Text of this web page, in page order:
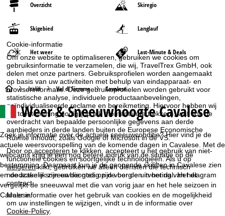
Cookie-informatie
Om onze website te optimaliseren, gebruiken we cookies om
gebruiksinformatie te verzamelen, die wij, TravelTrex GmbH, ook
delen met onze partners. Gebruiksprofielen worden aangemaakt
op basis van uw activiteiten met behulp van eindapparaat- en
browserinformatie. Deze gebruiksprofielen worden gebruikt voor
statistische analyse, individuele productaanbevelingen,
geïndividualiseerde reclame en bereikmeting. Hiervoor hebben wij
uw toestemming nodig (op elk moment in te trekken), wat ook de
overdracht van bepaalde persoonlijke gegevens aan derde
aanbieders in derde landen buiten de Europese Economische
Ruimte inhoudt, zoals Google of Microsoft in de VS.
Door opaccepteren te klikken, accepteert u het gebruik van niet-
functionele cookies en soortgelijke technologieën. Als u op
weigerenklikt, gebruiken we alleen diensten die technisch
noodzakelijk zijn en die nodig zijn voor de uitvoering van het
contract.
Meer informatie over het gebruik van cookies en de mogelijkheid
om uw instellingen te wijzigen, vindt u in de informatie over
Cookie-Policy
Overzicht Skiregio
Skigebied Langlauf
Het weer Last-Minute & Deals
S
t
a
r
t
p
a
Italië Val di Fiemme Cavalese
Weer & Sneeuwhoogte Cavalese
Zoek je informatie over de actuele sneeuwconditie? Hier vind je de
actuele weersvoorspelling van de komende dagen in Cavalese. Met de
webcams krijg je een nog betere indruk van de situatie op de
bestemming. Daarnaast kun je de geopende skiliften in Cavalese zien
en de actuele sneeuwhoogtes op de berg en in het dal. Het diagram
vergelijkt de sneeuwval met die van vorig jaar en het hele seizoen in
Cavalese.